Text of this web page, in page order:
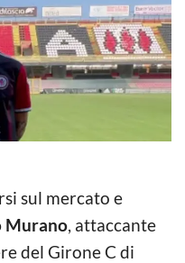
sul mercato e
Murano, attaccante
del Girone C di